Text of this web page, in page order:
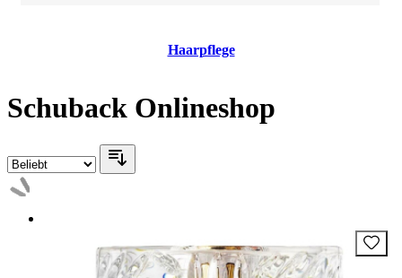
Haarpflege
Schuback Onlineshop